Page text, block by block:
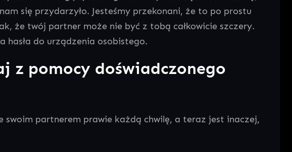
się przydarzyło. Jesteśmy przekonani, że to po prostu
że twój partner może nie być z tobą całkowicie szczery.
hasła do urządzenia osobistego.
z pomocy doświadczonego
swoim partnerem prawie każdą chwilę, a teraz jest inaczej,